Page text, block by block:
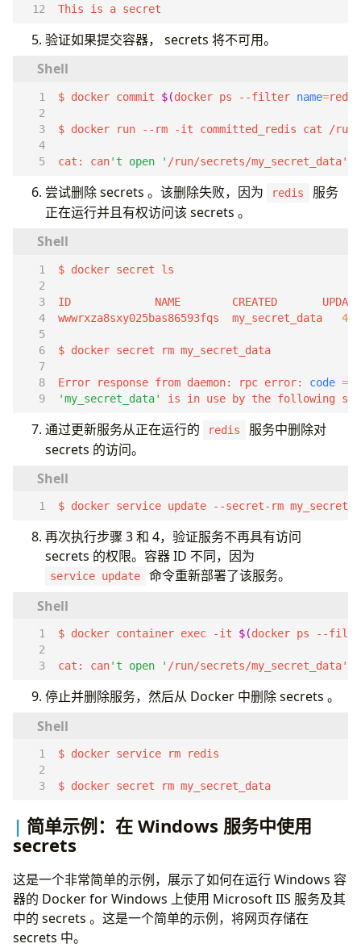
This is a secret
验证如果提交容器， secrets 将不可用。
$ docker commit $(docker ps --filter name=
cat: can't open ' /run/secrets/my_secret_data'
尝试删除 secrets 。该删除失败，因为 redis
服务
正在运行并且有权访问该 secrets 。
wwwrxza8sxy025bas86593fqs  my_secret_data 4
Error response from daemon: rpc error: code =
'my_secret_data'
is in use by the following
通过更新服务从正在运行的 redis
服务中删除对
secrets 的访问。
$ docker service update --secret-rm
再次执行步骤 3 和 4，验证服务不再具有访问
secrets 的权限。容器 ID 不同，因为
service update 命令重新部署了该服务。
$ docker container exec -it $(docker ps --
cat: can't open ' /run/secrets/my_secret_data'
停止并删除服务，然后从 Docker 中删除 secrets 。
$ docker secret rm my_secret_data
简单示例：在 Windows 服务中使用
secrets
这是一个非常简单的示例，展示了如何在运行 Windows 容
器的 Docker for Windows 上使用 Microsoft IIS 服务及其
中的 secrets 。这是一个简单的示例，将网页存储在
secrets 中。